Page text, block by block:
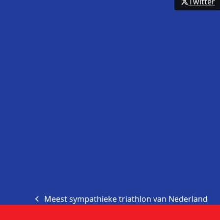
previous
Meest sympathieke triathlon van Nederland